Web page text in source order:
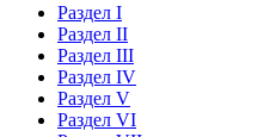
Раздел I
Раздел II
Раздел III
Раздел IV
Раздел V
Раздел VI